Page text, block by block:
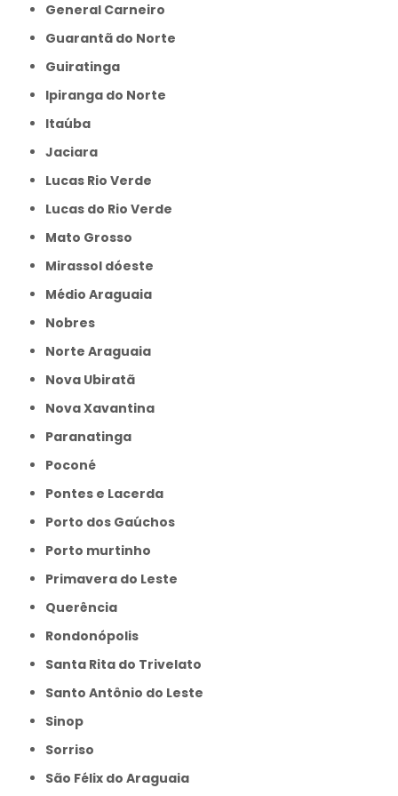
General Carneiro
Guarantã do Norte
Guiratinga
Ipiranga do Norte
Itaúba
Jaciara
Lucas Rio Verde
Lucas do Rio Verde
Mato Grosso
Mirassol dóeste
Médio Araguaia
Nobres
Norte Araguaia
Nova Ubiratã
Nova Xavantina
Paranatinga
Poconé
Pontes e Lacerda
Porto dos Gaúchos
Porto murtinho
Primavera do Leste
Querência
Rondonópolis
Santa Rita do Trivelato
Santo Antônio do Leste
Sinop
Sorriso
São Félix do Araguaia